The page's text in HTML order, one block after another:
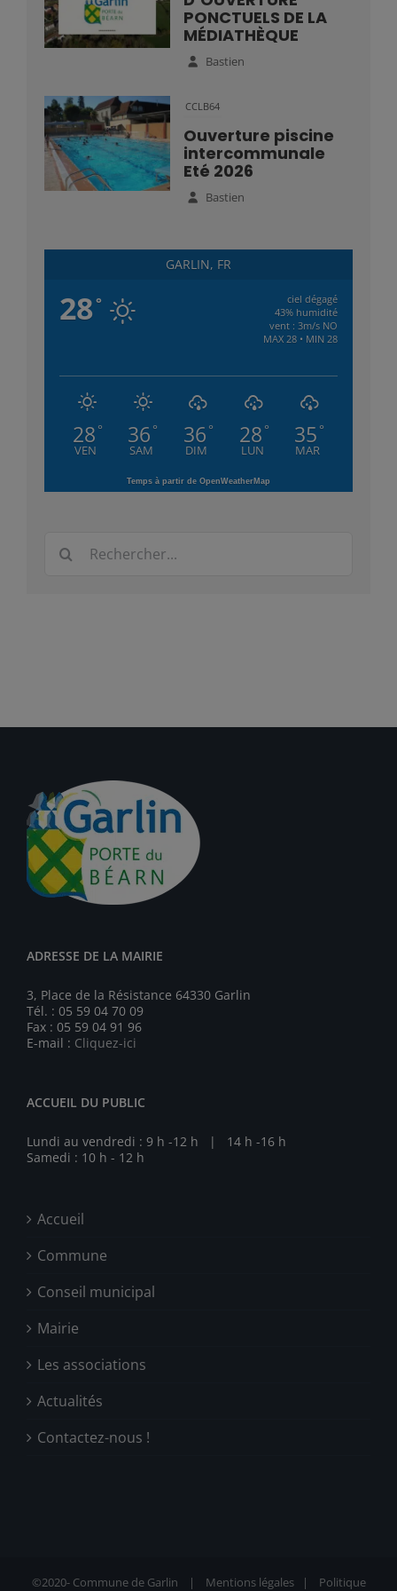
PONCTUELS DE LA
MÉDIATHÈQUE
Bastien
CCLB64
Ouverture piscine
intercommunale
Eté 2026
Bastien
GARLIN, FR
28°
ciel dégagé
43% humidité
vent : 3m/s NO
MAX 28 • MIN 28
28 °
VEN
36 °
SAM
36 °
DIM
28 °
LUN
35 °
MAR
Temps à partir de OpenWeatherMap
ADRESSE DE LA MAIRIE
3, Place de la Résistance 64330 Garlin
Tél. : 05 59 04 70 09
Fax : 05 59 04 91 96
E-mail : Cliquez-ici
ACCUEIL DU PUBLIC
Lundi au vendredi : 9 h -12 h | 14 h -16 h
Samedi : 10 h - 12 h
Accueil
Commune
Conseil municipal
Mairie
Les associations
Actualités
Contactez-nous !
©2020-Commune de Garlin | Mentions légales| Politique